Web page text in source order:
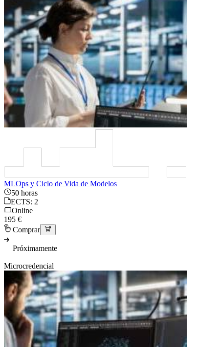
MLOps y Ciclo de Vida de Modelos
50 horas
ECTS: 2
Online
195 €
Comprar
Próximamente
Microcredencial